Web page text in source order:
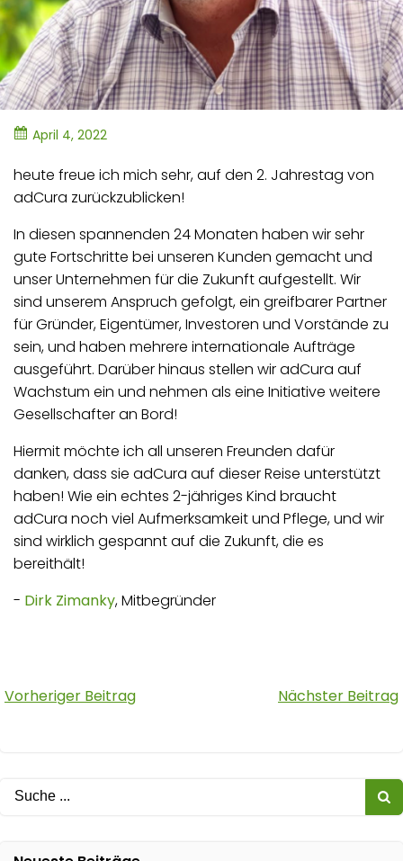
April 4, 2022
heute freue ich mich sehr, auf den 2. Jahrestag von
adCura zurückzublicken!
In diesen spannenden 24 Monaten haben wir sehr
gute Fortschritte bei unseren Kunden gemacht und
unser Unternehmen für die Zukunft aufgestellt. Wir
sind unserem Anspruch gefolgt, ein greifbarer Partner
für Gründer, Eigentümer, Investoren und Vorstände zu
sein, und haben mehrere internationale Aufträge
ausgeführt. Darüber hinaus stellen wir adCura auf
Wachstum ein und nehmen als eine Initiative weitere
Gesellschafter an Bord!
Hiermit möchte ich all unseren Freunden dafür
danken, dass sie adCura auf dieser Reise unterstützt
haben! Wie ein echtes 2-jähriges Kind braucht
adCura noch viel Aufmerksamkeit und Pflege, und wir
sind wirklich gespannt auf die Zukunft, die es
bereithält!
- Dirk Zimanky, Mitbegründer
Nach
Navigation
Vorheriger Beitrag
NachNächster Beitrag
Suche